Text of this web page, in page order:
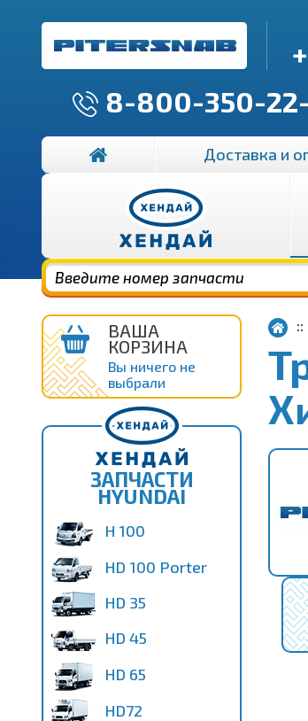
8-800-350-
Доставка и
ВАША
КОРЗИНА
Вы ничего не
выбрали
ЗАПЧАСТИ
HYUNDAI
H 100
HD 100 Porter
HD 35
HD 45
HD 65
HD72